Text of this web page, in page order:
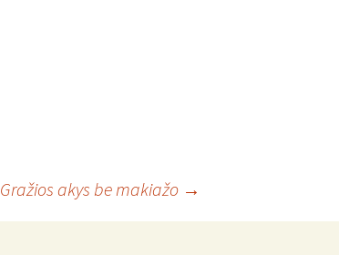
Gražios akys be makiažo →